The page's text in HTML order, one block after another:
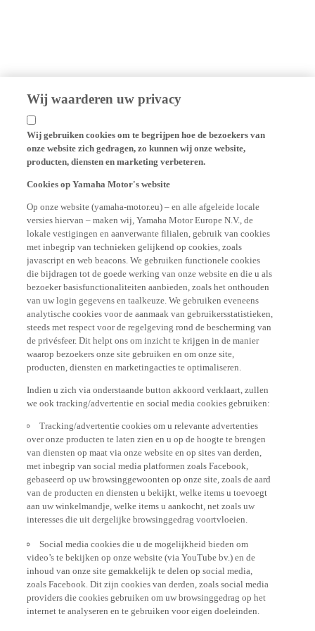
Wij waarderen uw privacy
Wij gebruiken cookies om te begrijpen hoe de bezoekers van
onze website zich gedragen, zo kunnen wij onze website,
producten, diensten en marketing verbeteren.
Cookies op Yamaha Motor's website
Op onze website (yamaha-motor.eu) – en alle afgeleide locale
versies hiervan – maken wij, Yamaha Motor Europe N.V., de
lokale vestigingen en aanverwante filialen, gebruik van cookies
met inbegrip van technieken gelijkend op cookies, zoals
javascript en web beacons. We gebruiken functionele cookies
die bijdragen tot de goede werking van onze website en die u als
bezoeker basisfunctionaliteiten aanbieden, zoals het onthouden
van uw login gegevens en taalkeuze. We gebruiken eveneens
analytische cookies voor de aanmaak van gebruikersstatistieken,
steeds met respect voor de regelgeving rond de bescherming van
de privésfeer. Dit helpt ons om inzicht te krijgen in de manier
waarop bezoekers onze site gebruiken en om onze site,
producten, diensten en marketingacties te optimaliseren.
Indien u zich via onderstaande button akkoord verklaart, zullen
we ook tracking/advertentie en social media cookies gebruiken:
Tracking/advertentie cookies om u relevante advertenties
over onze producten te laten zien en u op de hoogte te brengen
van diensten op maat via onze website en op sites van derden,
met inbegrip van social media platformen zoals Facebook,
gebaseerd op uw browsinggewoonten op onze site, zoals de aard
van de producten en diensten u bekijkt, welke items u toevoegt
aan uw winkelmandje, welke items u aankocht, net zoals uw
interesses die uit dergelijke browsinggedrag voortvloeien.
Social media cookies die u de mogelijkheid bieden om
video’s te bekijken op onze website (via YouTube bv.) en de
inhoud van onze site gemakkelijk te delen op social media,
zoals Facebook. Dit zijn cookies van derden, zoals social media
providers die cookies gebruiken om uw browsinggedrag op het
internet te analyseren en te gebruiken voor eigen doeleinden.